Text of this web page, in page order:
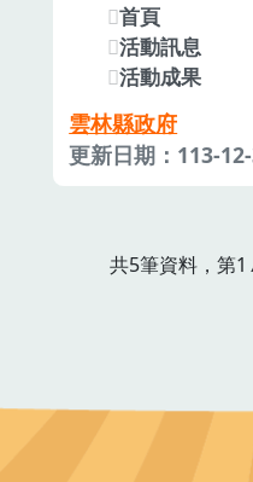
首頁
活動訊息
活動成果
雲林縣政府
更新日期：113-
共5筆資料，第1